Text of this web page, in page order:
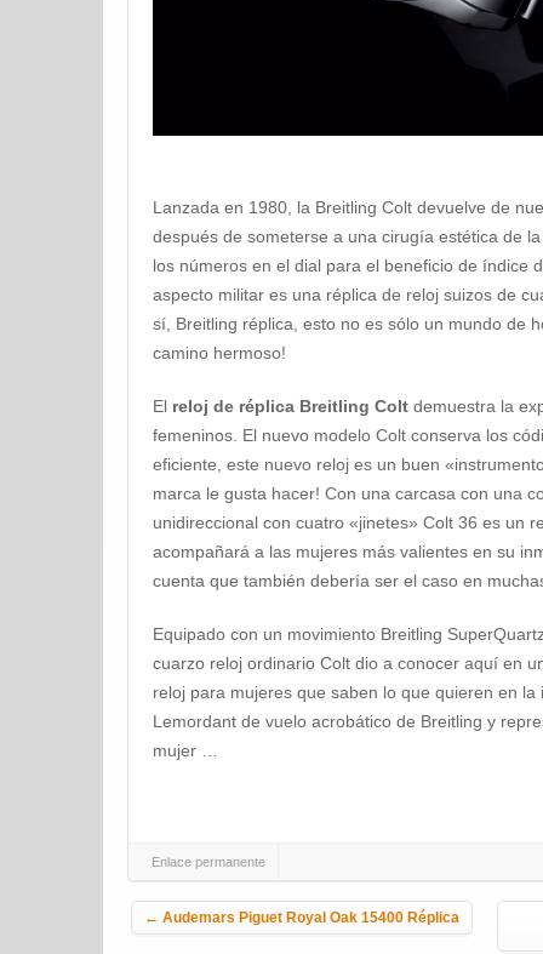
Lanzada en 1980, la Breitling Colt devuelve de
después de someterse a una cirugía estética de
los números en el dial para el beneficio de índice
aspecto militar es una réplica de reloj suizos de
sí, Breitling réplica, esto no es sólo un mundo de
camino hermoso!
El reloj de réplica Breitling Colt demuestra la
femeninos. El nuevo modelo Colt conserva los
eficiente, este nuevo reloj es un buen
marca le gusta hacer! Con una carcasa con una
unidireccional con cuatro «jinetes» Colt 36 es un
acompañará a las mujeres más valientes en su
cuenta que también debería ser el caso en
Equipado con un movimiento Breitling
cuarzo reloj ordinario Colt dio a conocer aquí en
reloj para mujeres que saben lo que quieren en
Lemordant de vuelo acrobático de Breitling y
mujer …
Enlace permanente
Navegación de la entrada
← Audemars Piguet Royal Oak 15400 Réplica